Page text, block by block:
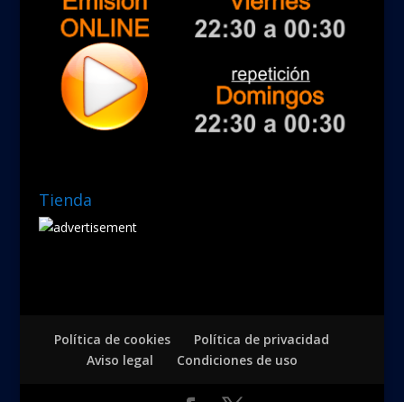
Tienda
Política de cookies
Política de privacidad
Aviso legal
Condiciones de uso